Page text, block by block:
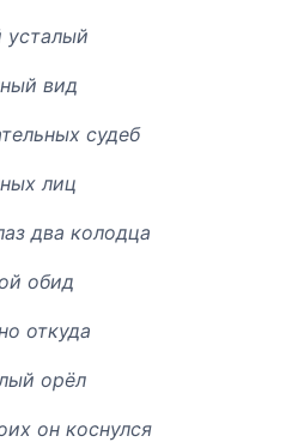
усталый
вид
судеб
лиц
два колодца
обид
откуда
орёл
он коснулся